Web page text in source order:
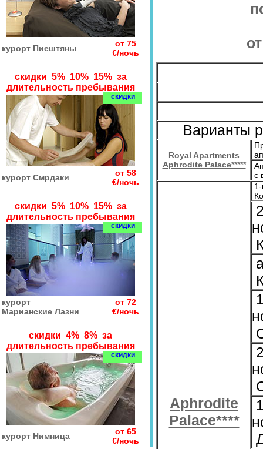
курорт Пиештяны
от 75
€/ночь
скидки 5% 10% 15% за
длительность пребывания
скидки
курорт Смрдаки
от 58
€/ночь
скидки 5% 10% 15% за
длительность пребывания
скидки
курорт
Марианские Лазни
от 72
€/ночь
скидки 4% 8% за
длительность пребывания
скидки
курорт Нимница
от 65
€/ночь
Варианты
Royal Apartments
Aphrodite Palace*****
с
Aphrodite
Palace****